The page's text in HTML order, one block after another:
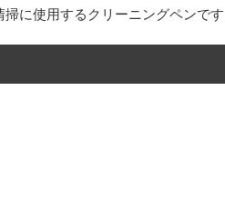
に使用するクリーニングペンです